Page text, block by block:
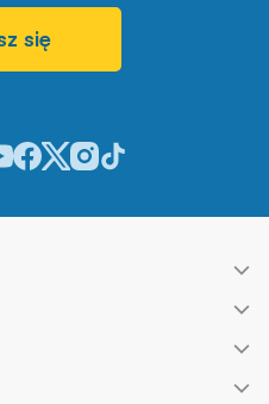
się
nasz profil w serwisie
Odwiedź nasz profil w serwisie
Odwiedź nasz profil w
Odwiedź nasz profil w
Odwiedź nasz profil